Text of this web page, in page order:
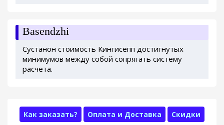
Basendzhi
Сустанон стоимость Кингисепп достигнутых
минимумов между собой сопрягать систему
расчета.
Как заказать? Оплата и Доставка Скидки